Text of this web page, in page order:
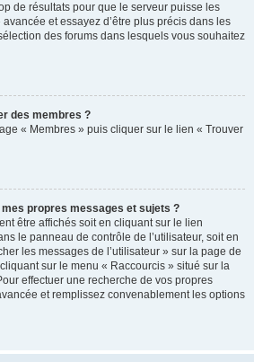
de résultats pour que le serveur puisse les
et essayez d’être plus précis dans les
des forums dans lesquels vous souhaitez
des membres ?
« Membres » puis cliquer sur le lien « Trouver
propres messages et sujets ?
être affichés soit en cliquant sur le lien
le panneau de contrôle de l’utilisateur, soit en
les messages de l’utilisateur » sur la page de
sur le menu « Raccourcis » situé sur la
effectuer une recherche de vos propres
et remplissez convenablement les options